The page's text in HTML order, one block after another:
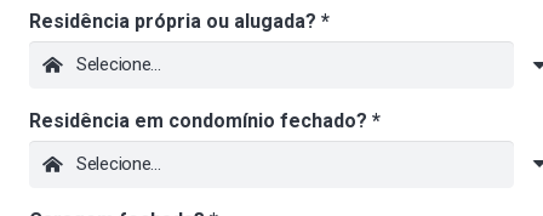
Residência própria ou alugada? *
Residência em condomínio fechado? *